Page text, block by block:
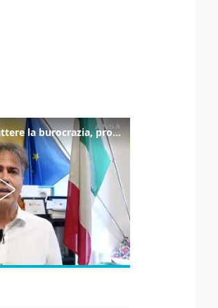
La fibra aiuta l'IA ad abbattere la burocrazia, progetto pilota in Veneto